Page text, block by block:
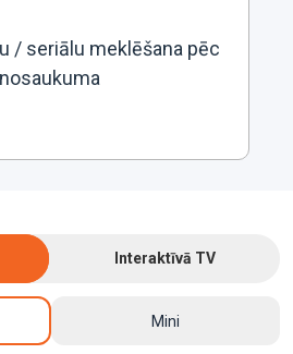
/ seriālu meklēšana pēc
nosaukuma
Interaktīvā TV
Mini